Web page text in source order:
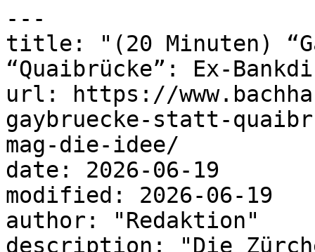
---
title: "(20 Minuten)
“Quaibrücke”: Ex-
url: https://
gaybruecke-statt-
mag-die-idee/
date: 2026-06-19
modified: 2026-06-19
author: "Redaktion"
description: "Die